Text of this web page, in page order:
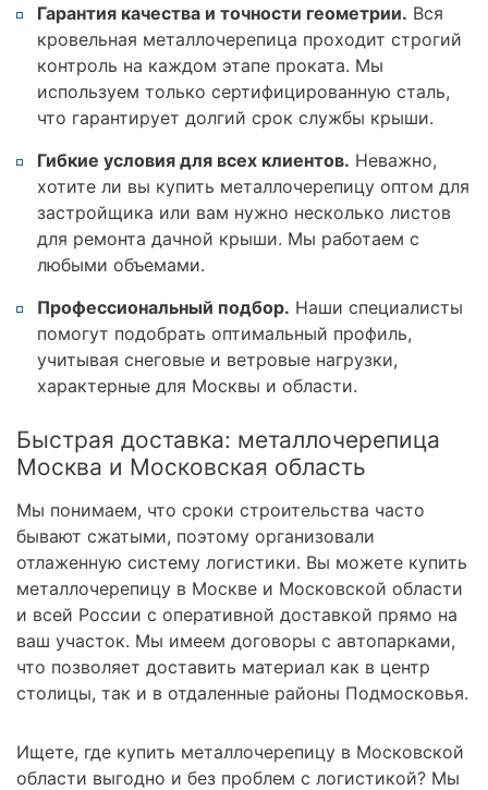
Гарантия качества и точности геометрии. Вся
кровельная металлочерепица проходит строгий
контроль на каждом этапе проката. Мы
используем только сертифицированную сталь,
что гарантирует долгий срок службы крыши.
Гибкие условия для всех клиентов. Неважно,
хотите ли вы купить металлочерепицу оптом для
застройщика или вам нужно несколько листов
для ремонта дачной крыши. Мы работаем с
любыми объемами.
Профессиональный подбор. Наши специалисты
помогут подобрать оптимальный профиль,
учитывая снеговые и ветровые нагрузки,
характерные для Москвы и области.
Быстрая доставка: металлочерепица
Москва и Московская область
Мы понимаем, что сроки строительства часто
бывают сжатыми, поэтому организовали
отлаженную систему логистики. Вы можете купить
металлочерепицу в Москве и Московской области
и всей России с оперативной доставкой прямо на
ваш участок. Мы имеем договоры с автопарками,
что позволяет доставить материал как в центр
столицы, так и в отдаленные районы Подмосковья.
Ищете, где купить металлочерепицу в Московской
области выгодно и без проблем с логистикой? Мы